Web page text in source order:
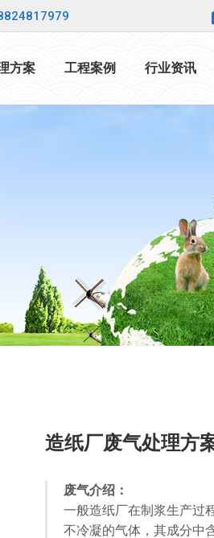
方案 工程案例 行业资讯
造纸厂废气处理方
废气介绍：
一般造纸厂在制浆生产过
不冷凝的气体，其成分中